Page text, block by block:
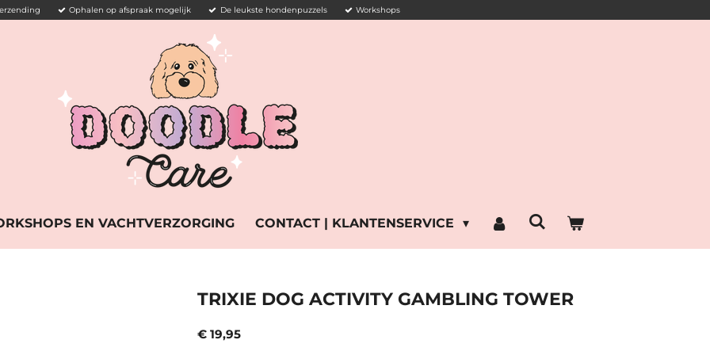
Ophalen op afspraak mogelijk De leukste hondenpuzzels Workshops
EN VACHTVERZORGING CONTACT | KLANTENSERVICE
TRIXIE DOG ACTIVITY GAMBLING TOWER
€ 19,95